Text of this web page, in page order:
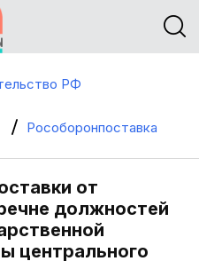
РФ
Рособоронпоставка
от
должностей
центрального